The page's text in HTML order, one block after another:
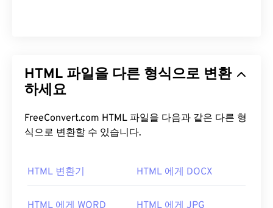
HTML 파일을 다른 형식으로 변환
하세요
FreeConvert.com HTML 파일을 다음과 같은 다른 형
식으로 변환할 수 있습니다.
HTML 변환기 HTML 에게 DOCX